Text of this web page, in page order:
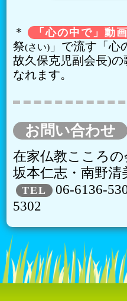
＊ 「心の中で」動
祭(さい)」で流す「心
故久保克児副会長)
なれます。
お問い合わせ
在家仏教こころ
坂本仁志・南野清
TEL 06-6136-
5302